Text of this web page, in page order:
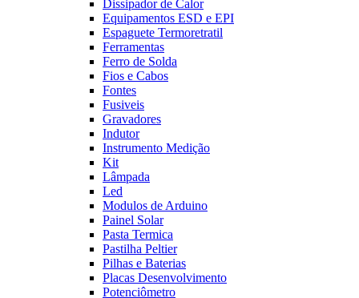
Dissipador de Calor
Equipamentos ESD e EPI
Espaguete Termoretratil
Ferramentas
Ferro de Solda
Fios e Cabos
Fontes
Fusiveis
Gravadores
Indutor
Instrumento Medição
Kit
Lâmpada
Led
Modulos de Arduino
Painel Solar
Pasta Termica
Pastilha Peltier
Pilhas e Baterias
Placas Desenvolvimento
Potenciômetro